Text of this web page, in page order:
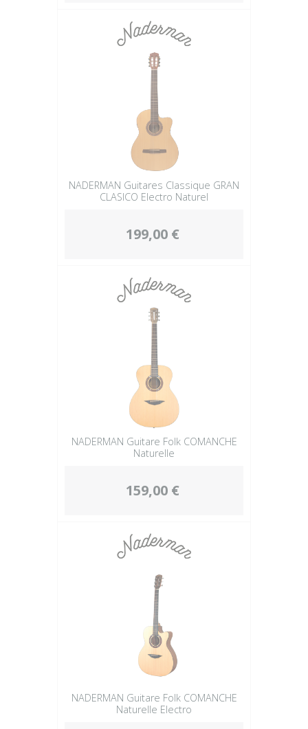
NADERMAN Guitares Classique GRAN
CLASICO Electro Naturel
199,00 €
NADERMAN Guitare Folk COMANCHE
Naturelle
159,00 €
NADERMAN Guitare Folk COMANCHE
Naturelle Electro